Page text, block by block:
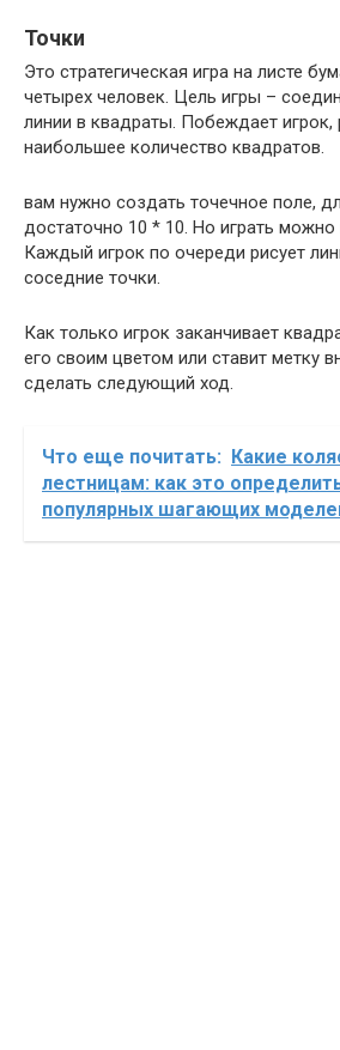
Точки
Это стратегическая игра на листе
четырех человек. Цель игры –
линии в квадраты. Побеждает игрок,
наибольшее количество квадратов.
вам нужно создать точечное поле,
достаточно 10 * 10. Но играть
Каждый игрок по очереди рисует
соседние точки.
Как только игрок заканчивает
его своим цветом или ставит метку
сделать следующий ход.
Что еще почитать: Какие
лестницам: как это
популярных шагающих